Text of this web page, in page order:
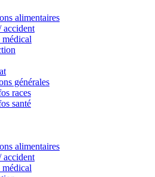
alimentaires
accident
médical
générales
races
santé
alimentaires
accident
médical